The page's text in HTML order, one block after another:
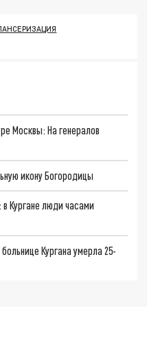
Москвы: На генералов
икону Богородицы
Кургане люди часами
Кургана умерла 25-